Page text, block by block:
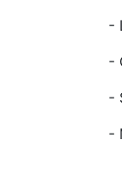
-
- Chili
-
-